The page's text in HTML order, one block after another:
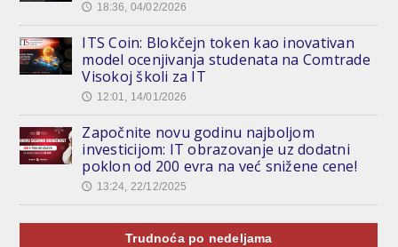
🕔 18:36, 04/02/2026
ITS Coin: Blokčejn token kao inovativan
model ocenjivanja studenata na Comtrade
Visokoj školi za IT
🕔 12:01, 14/01/2026
Započnite novu godinu najboljom
investicijom: IT obrazovanje uz dodatni
poklon od 200 evra na već snižene cene!
🕔 13:24, 22/12/2025
Trudnoća po nedeljama